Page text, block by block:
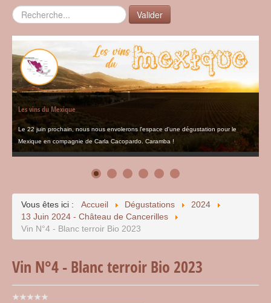
Rechercher Valider
Les vins du Mexique
Le 22 juin prochain, nous nous envolerons l'espace d'une dégustation pour le
Mexique en compagnie de Carla Cacopardo. Caramba !
Vous êtes ici : Accueil Dégustations
2024
13 Juin 2024 - Château de Cancerilles
Vin N°4 - Blanc terroir Bio 2023
Vin N°4 - Blanc terroir Bio 2023
Vote